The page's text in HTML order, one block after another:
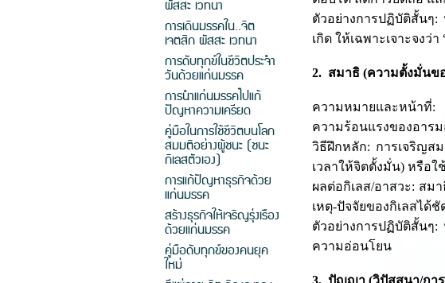
ผัสสะ เวทนา
การเดินมรรคใน..จิต
เจตสิก ผัสสะ เวทนา
การดับทุกข์ในชีวิตประจำ
วันด้วยแก่นมรรค
การนำแก่นมรรคไปแก้
ปัญหาความเครียด
คู่มือในการใช้ชีวิตบนโลก
สมมติอย่างผู้ชนะ (ชนะ
กิเลสตัวเอง)
การแก้ปัญหาธุรกิจด้วย
แก่นมรรค
สร้างธุรกิจให้เจริญรุ่งเรือง
ด้วยแก่นมรรค
คู่มือดับทุกข์ของคนยุค
ใหม่
ตัวอย่างการปฏิบัติสั้นๆ:
เกิด ให้เฉพาะเจาะจงว่
2. สมาธิ (ความตั้งมั่นข
ความหมายและหน้าที่:
ความร้อนแรงของอาร
วิธีฝึกหลัก: การเจริญส
เวลาให้จิตตั้งมั่น) หรือ
ผลต่อกิเลส/อาสวะ: สม
เหตุ-ปัจจัยของกิเลสไ
ตัวอย่างการปฏิบัติสั้นๆ:
ความอ่อนโยน
3. ปัญญา (วิปัสสนา/การ